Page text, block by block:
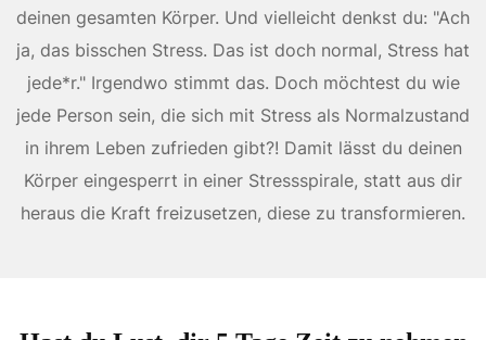
deinen gesamten Körper. Und vielleicht denkst du: "Ach
ja, das bisschen Stress. Das ist doch normal, Stress hat
jede*r." Irgendwo stimmt das. Doch möchtest du wie
jede Person sein, die sich mit Stress als Normalzustand
in ihrem Leben zufrieden gibt?! Damit lässt du deinen
Körper eingesperrt in einer Stressspirale, statt aus dir
heraus die Kraft freizusetzen, diese zu transformieren.